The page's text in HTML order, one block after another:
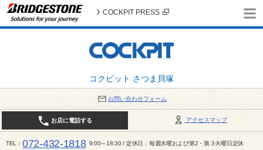
コクピット さつま貝塚
COCKPIT PRESS
お問い合わせフォーム
アクセスマップ
お店に電話する
TEL 072-432-1818 9:00～18:30 / 定休日：毎週水曜および第2・第３火曜日定休